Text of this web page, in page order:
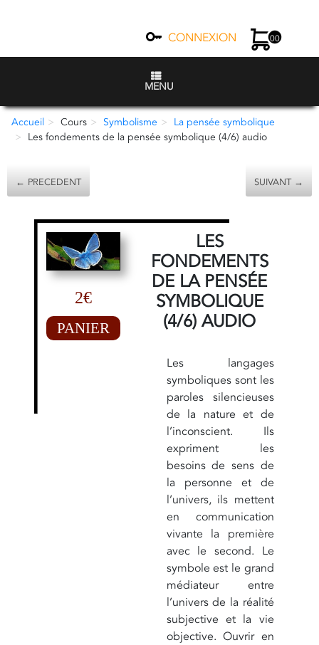
CONNEXION 00
MENU
Accueil Cours Symbolisme
La pensée symbolique
Les fondements de la pensée symbolique (4/6) audio
← PRECEDENT SUIVANT →
2€
PANIER
LES
FONDEMENTS
DE LA PENSÉE
SYMBOLIQUE
(4/6) AUDIO
Les langages
symboliques sont les
paroles silencieuses
de la nature et de
l’inconscient. Ils
expriment les
besoins de sens de
la personne et de
l’univers, ils mettent
en communication
vivante la première
avec le second. Le
symbole est le grand
médiateur entre
l’univers de la réalité
subjective et la vie
objective. Ouvrir en